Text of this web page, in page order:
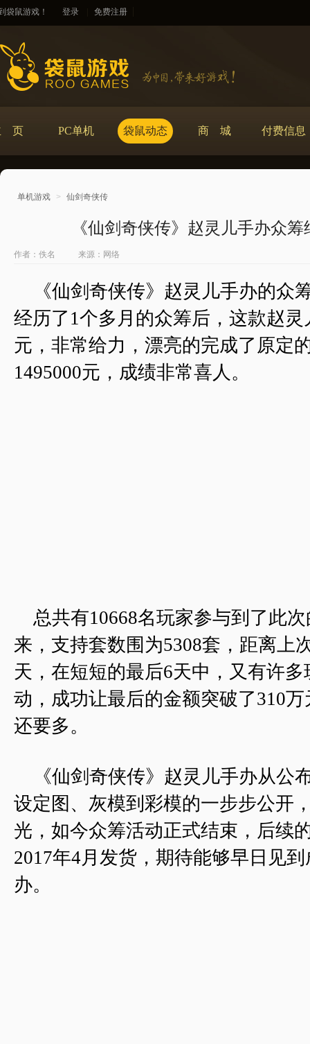
袋鼠游戏！ 登录 免费注册
页 PC单机 袋鼠动态 商 城 付费信息
单机游戏 > 仙剑奇侠传
《仙剑奇侠传》赵灵儿手办众
作者：佚名 来源：网络
《仙剑奇侠传》赵灵儿手办的众
经历了1个多月的众筹后，这款赵
元，非常给力，漂亮的完成了原定
1495000元，成绩非常喜人。
总共有10668名玩家参与到了此
来，支持套数围为5308套，距离上
天，在短短的最后6天中，又有许
动，成功让最后的金额突破了310
还要多。
《仙剑奇侠传》赵灵儿手办从公
设定图、灰模到彩模的一步步公开
光，如今众筹活动正式结束，后续
2017年4月发货，期待能够早日见
办。